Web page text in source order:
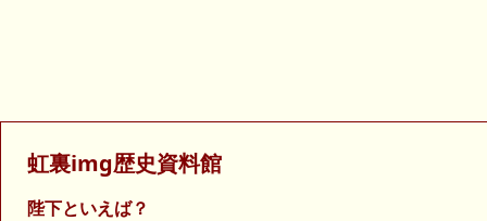
虹裏img歴史資料館
陛下といえば？